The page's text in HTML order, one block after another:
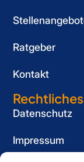
Ratgeber
Kontakt
Rechtliches
Datenschutz
Impressum